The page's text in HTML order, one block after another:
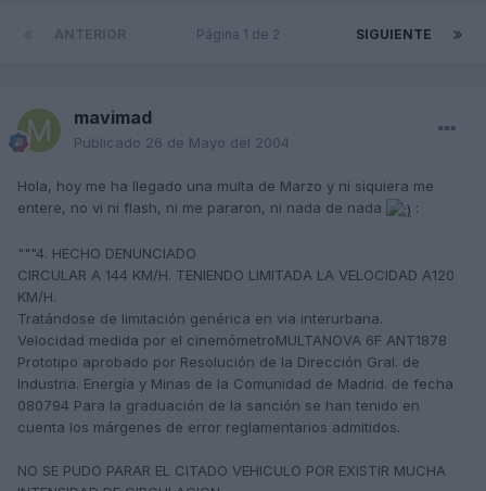
SIGUIENTE
Página 1 de 2
mavimad
Publicado 26 de Mayo del 2004
Hola, hoy me ha llegado una multa de Marzo y ni siquiera me
entere, no vi ni flash, ni me pararon, ni nada de nada
:
"""4. HECHO DENUNCIADO
CIRCULAR A 144 KM/H. TENIENDO LIMITADA LA VELOCIDAD A120
KM/H.
Tratándose de limitación genérica en via interurbana.
Velocidad medida por el cinemómetroMULTANOVA 6F ANT1878
Prototipo aprobado por Resolución de la Dirección Gral. de
Industria. Energía y Minas de la Comunidad de Madrid. de fecha
080794 Para la graduación de la sanción se han tenido en
cuenta los márgenes de error reglamentarios admitidos.
NO SE PUDO PARAR EL CITADO VEHICULO POR EXISTIR MUCHA